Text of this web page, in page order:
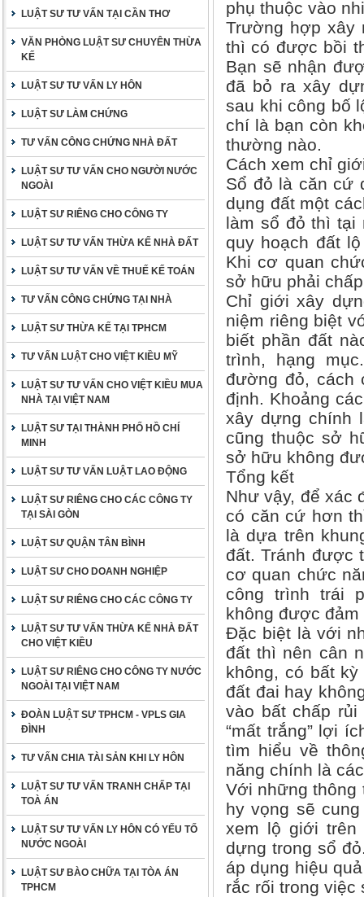
LUẬT SƯ TƯ VẤN TẠI CẦN THƠ
VĂN PHÒNG LUẬT SƯ CHUYÊN THỪA
KẾ
LUẬT SƯ TƯ VẤN LY HÔN
LUẬT SƯ LÀM CHỨNG
TƯ VẤN CÔNG CHỨNG NHÀ ĐẤT
LUẬT SƯ TƯ VẤN CHO NGƯỜI NƯỚC
NGOÀI
LUẬT SƯ RIÊNG CHO CÔNG TY
LUẬT SƯ TƯ VẤN THỪA KẾ NHÀ ĐẤT
LUẬT SƯ TƯ VẤN VỀ THUẾ KẾ TOÁN
TƯ VẤN CÔNG CHỨNG TẠI NHÀ
LUẬT SƯ THỪA KẾ TẠI TPHCM
TƯ VẤN LUẬT CHO VIỆT KIỀU MỸ
LUẬT SƯ TƯ VẤN CHO VIỆT KIỀU MUA
NHÀ TẠI VIỆT NAM
LUẬT SƯ TẠI THÀNH PHỐ HỒ CHÍ
MINH
LUẬT SƯ TƯ VẤN LUẬT LAO ĐỘNG
LUẬT SƯ RIÊNG CHO CÁC CÔNG TY
TẠI SÀI GÒN
LUẬT SƯ QUẬN TÂN BÌNH
LUẬT SƯ CHO DOANH NGHIỆP
LUẬT SƯ RIÊNG CHO CÁC CÔNG TY
LUẬT SƯ TƯ VẤN THỪA KẾ NHÀ ĐẤT
CHO VIỆT KIỀU
LUẬT SƯ RIÊNG CHO CÔNG TY NƯỚC
NGOÀI TẠI VIỆT NAM
ĐOÀN LUẬT SƯ TPHCM - VPLS GIA
ĐÌNH
TƯ VẤN CHIA TÀI SẢN KHI LY HÔN
LUẬT SƯ TƯ VẤN TRANH CHẤP TẠI
TOÀ ÁN
LUẬT SƯ TƯ VẤN LY HÔN CÓ YẾU TỐ
NƯỚC NGOÀI
LUẬT SƯ BÀO CHỮA TẠI TÒA ÁN
TPHCM
phụ thuộc vào
Trường hợp xây
thì có được bồi
Bạn sẽ nhận
đã bỏ ra xây
sau khi công bố
chí là bạn còn
thường nào.
Cách xem chỉ
Sổ đỏ là căn cứ
dụng đất một
làm sổ đỏ thì tại
quy hoạch đất
Khi cơ quan
sở hữu phải
Chỉ giới xây
niệm riêng biệt
biết phần đất
trình, hạng
đường đỏ, cách
định. Khoảng
xây dựng chính
cũng thuộc sở
sở hữu không
Tổng kết
Như vậy, để xác
có căn cứ hơn
là dựa trên
đất. Tránh được
cơ quan chức
công trình trái
không được
Đặc biệt là với
đất thì nên cân
không, có bất
đất đai hay
vào bất chấp
“mất trắng” lợi
tìm hiểu về
năng chính là
Với những thông
hy vọng sẽ
xem lộ giới trên
dựng trong sổ
áp dụng hiệu
rắc rối trong việc